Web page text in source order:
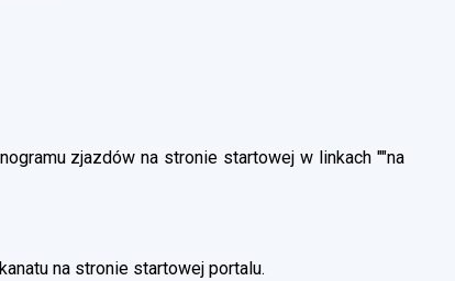
zjazdów na stronie startowej w linkach ""na
na stronie startowej portalu.